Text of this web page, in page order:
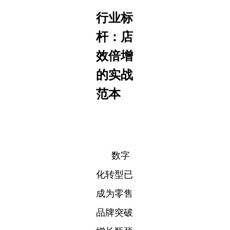
行业标
杆：店
效倍增
的实战
范本
数字
化转型已
成为零售
品牌突破